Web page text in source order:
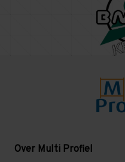
Over Multi Profiel